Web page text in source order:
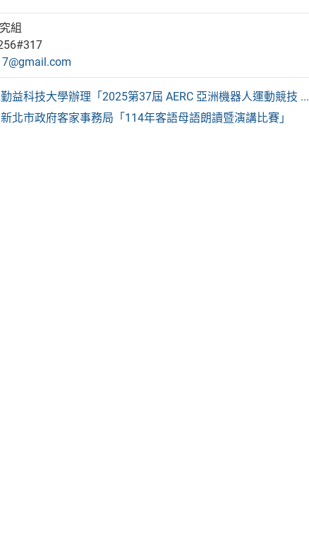
組
益科技大學辦理「2025第37屆 AERC 亞洲機器人運動競技 ...
新北市政府客家事務局「114年客語母語朗讀暨演講比賽」